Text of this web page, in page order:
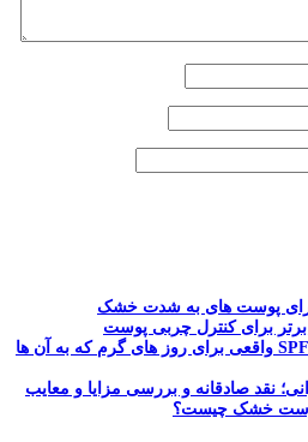
انتخاب ۵ ضد آفتاب با SPF 50 واقعی برای روز های گرم که به آن ها
نقد صادقانه و بررسی مزایا و معایب
پوست خشک چیست؟